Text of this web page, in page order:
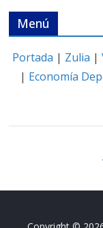
Menú
Portada | Zulia |
| Economía